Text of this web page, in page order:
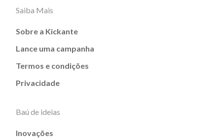
Saiba Mais
Sobre a Kickante
Lance uma campanha
Termos e condições
Privacidade
Baú de ideias
Inovações